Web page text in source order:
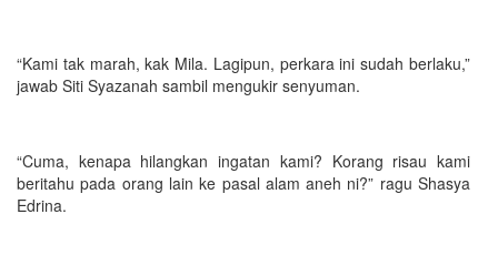
“Kami tak marah, kak Mila. Lagipun, perkara ini sudah berlaku,”
jawab Siti Syazanah sambil mengukir senyuman.
“Cuma, kenapa hilangkan ingatan kami? Korang risau kami
beritahu pada orang lain ke pasal alam aneh ni?” ragu Shasya
Edrina.